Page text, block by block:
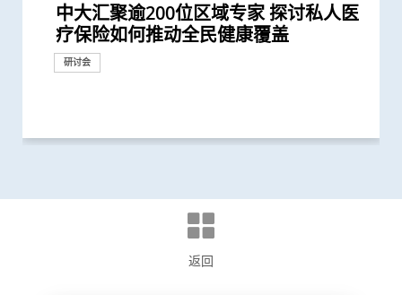
中大汇聚逾200位区域专家 探讨私人医
疗保险如何推动全民健康覆盖
研讨会
中大医学院全球研究揭示头颈癌发病风
险存在地域差异 本港整体发病率高於
全球平均水平 全球女性发病风险趋升
中大与香港消防处签署备忘录 合办必
修学科 为公共衞生和体育运动人才赋
能
赛马会 We WATCH 优活健康计划 优活
健康国际会议 引领生活方式医学 社区
推动健康老龄化
「赛马会共建健康家庭计划」开展第二
阶段 加强支援本港多元族裔社群精神
健康
逾140位来自八个国家及地区代表云集
中大 探讨私人医疗保险在亚太地区医
疗系统的策略角色
中大完成全球首个分析温度对人体近
3,000种血浆蛋白影响的研究 发现超过
八成与「血压上升」或「缺血性心脏...
中大举办「健康校园论坛」推广跨界别
身心健康计划 及早加强学童抗逆力
健康推广计划
中大医学院研究发现 城市发展及生活
方式或会增加气管癌发病风险 宜加强
健康教育
中大医学院研究显示口服抗病毒药物
「帕克斯洛维德」可将免疫力弱患者的
新冠后死亡风险降低42% 并揭示其与...
中大与东南亚及英国学府共同研究 为
大型语言模型在公共衞生研究中的角色
带来崭新见解
中大研究显示口服抗病毒药物「帕克斯
洛维德」可降低新冠住院患者急症期后
死亡和出现后遗症的风险
中大与欧美合作伙伴共同领导国际研究
为自闭症患者男女失衡比例带来崭新见
解
中大成功研发精准计算模型 准确预测
病毒基因进化 助提升流感疫苗功效
研究
中大举办「健康校园论坛」推广学童精
神健康 鼓励参照世卫「健康促进学校
框架」 支援构建健康校园
中大分析文字报告发现新冠症状会随病
毒变异及疫苗接种情况改变 并证实人
工智能大型语言模型有助传染病研究
200多位亚太区公共衞生界代表云集中
大 探讨疫后医疗系统和社区抗疫力
研讨会
中大推出「赛马会 We WATCH 优活健
康计划」全港首次采用「生活方式医
学」 助中年人预防慢性疾病
中大研究显示香港人虽长寿但老年残疾
问题严重 地区间存在显著社会经济不
平等状况
中大证实「医健通」健康管理功能有助
糖尿病自我管理
研究
新冠疫苗复必泰及科兴引发之「T细胞
反应」可有效预防不同新冠病毒变异株
引起的严重疾病
中大研究显示新冠风土化期间市民愿意
继续戴口罩及用酒精消毒液洁手 但接
种新冠疫苗加强剂意愿偏低
中大发现间皮瘤的女性发病率上升 高
收入国家的发病率较高
研究
中大发现原发性脑癌的年轻男性发病率
上升 以高收入国家的升幅较为显著
研究
中大医学院开展「赛马会痛『正』能量
计划」 引入创新痛症管理方法 连系社
区支援服务
中大医学院开展「赛马会共建健康家庭
计划」 助少数族裔提升健康管理能力
捐款
中大研究建议本港安老院舍应维持现有
防疫措施
研究
中大港大研究发现新冠口服药可降低住
院患者死亡风险近八成 并可显著减低
门诊患者入院率近九成
中大成功开发实时生物信息平台评估新
冠疫苗效用 针对变异病毒 准确度达
95%
中大发现霍奇金淋巴癌发病率以亚洲升
幅最为显著 本港男士发病率上升幅度
全球之冠
港大及中大医学院联合研究发现已接种
疫苗人士 在感染新型冠状病毒变异株
Omicron后能对不同的新冠病毒变异...
中大医学院发现东亚地区肺癌发病率及
死亡率冠绝全球
研究
中大医学院调查发现 仅4分之1未接种
新冠疫苗人士有意於未来半年接种 必
须尽快增加接种诱因
中大医学院推算全港约有二万名未被发
现新冠感染者 研究证实本港所有疫苗
接种者均产生中和抗体 呼吁透过接种...
中大研发电脑演算平台 创新通过基因
数据实时评估疫苗功效
研究
中大研究显示空气污染地区居住者 可
安全地透过定期运动预防罹患糖尿病
研究
中大医学院调查发现政府在推动新冠疫
苗接种上扮演最重要角色
研究
中大成功研发「全自动视网膜图像分
析」技术计算自闭症风险 可用於自闭
症筛查 及早为患者提供治疗
中大研究显示社区接触环境对新冠肺炎
传播起关键作用 娱乐场所是传播次数
最多的主要接触环境
中大医学院研究显示吸烟为全球膀胱癌
主因 联同多国专家制订「经尿道膀胱
肿瘤整块切除术」的临床指引
中大医学院发现胰脏癌有全球上升及年
轻化趋势 女性上升幅度较高
研究
香港中文大学健康公平研究所成立 发
布本港住屋负担能力对身心健康的影响
研究结果
中大招募三千港人 侦查隐性新冠感染
拆解防疫关键
研究
中大医学院公布「2019新型冠状病毒社
区研究」结果
研究
香港中文大学赛马会长者痛症缓解计划
初步数据显示九成受访长者有两个或以
上疼痛部位
响应世界高血压日 中大推动「全民关
注血压月」 呼吁大众关注血压
健康推广计划
香港中文大学 – 埃克塞特大学环境持续
与应变联合研究中心 进行亚洲首个
「蓝色空间对身心健康」研究 发现「...
「香港中文大学敬霆静观研究与培训中
心」成立
研究
中大研究揭示子宫颈癌疫苗接种计划的
成功关键
研究
中大研究显示「行为激活及静观结合疗
法」有助降低重性抑郁症风险
研究
中大医学院杨永强教授在莫庆尧访问学
人讲座谈「善终治疗」
研讨会
中大进行亚洲首项家居清洁剂对儿童健
康影响的全面流行病学研究 发现经常
使用家居清洁剂可增加引发儿童鼻炎...
中大研究发现本地每5名口咽癌患者1人
感染HPV病毒 推公众筛查以了解口腔感
染HPV情况
香港中文大学全球卫生中心杰出讲座系
列： Public Health England理念及应
对公共卫生危机经验分享
香港中文大学全球卫生中心杰出讲座系
列： 南非国家卫生部部长分享伊波拉
疫情对南非及非洲大陆的影响
中大成功研发全自动化视网膜图像分析
系统 有助糖尿病患者预防中风
研究
中大「环保新思维」系列 中大建议香
港新空气质素指标不应忽视粗颗粒污染
物
中大促请单车使用者佩戴头盔及其他防
护措施 以减轻意外引致的脑创伤
研究
(只提供英文版本) Opening
Ceremony of International
Conference on Global Health and...
中大「环保新思维」系列 研究发现本
港车辆排放二氧化氮比例有增加趋势
或与政府推行柴油改善计划有关
返回